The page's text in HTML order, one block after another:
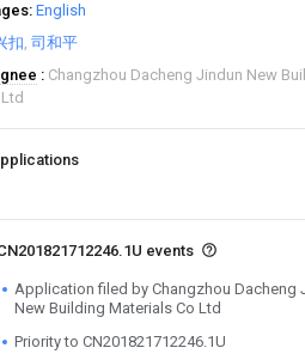
English
扣 司和平
Changzhou Dacheng Jindun New
events
Application filed by Changzhou Dacheng
New Building Materials Co Ltd
Priority to CN201821712246.1U